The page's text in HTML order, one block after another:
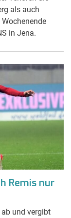
als auch
in Jena.
Remis nur
ab und vergibt